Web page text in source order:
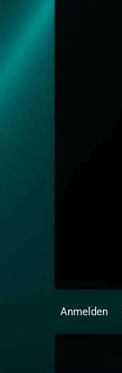
Anmelden